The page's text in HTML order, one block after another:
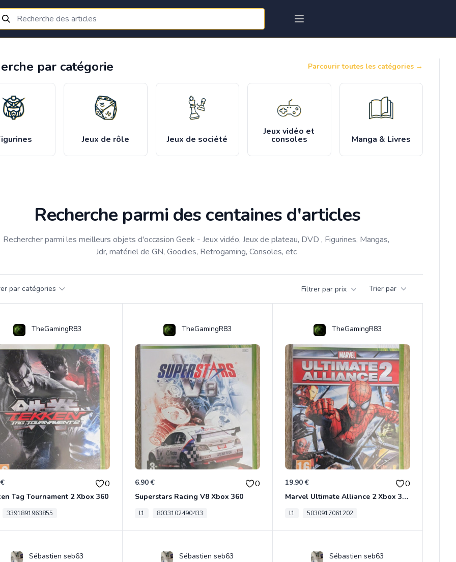
par catégorie Parcourir toutes les catégories →
Jeux de rôle Jeux de société
Jeux vidéo et
consoles Manga & Livres
Recherche parmi des centaines d'articles
Rechercher parmi les meilleurs objets d'occasion Geek - Jeux vidéo, Jeux de plateau, DVD , Figurines, Mangas,
Jdr, matériel de GN, Goodies, Retrogaming, Consoles, etc
par catégories Filtrer par prix Trier par
TheGamingR83
0
Tag Tournament 2 Xbox 360
3391891963855
TheGamingR83
6.90 € 0
Superstars Racing V8 Xbox 360
l1 8033102490433
TheGamingR83
19.90 € 0
Marvel Ultimate Alliance 2 Xbox 360
l1 5030917061202
Sébastien seb63 Sébastien seb63 Sébastien seb63